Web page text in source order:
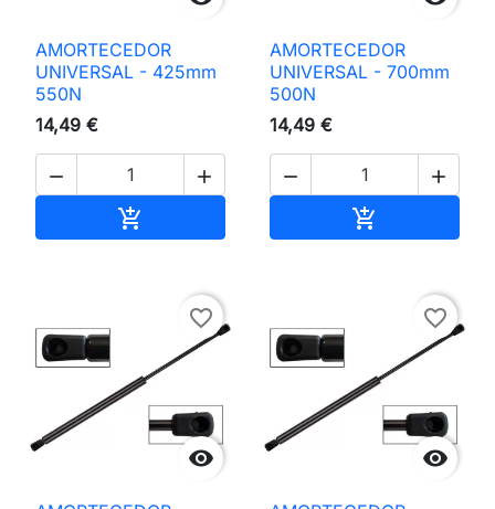
AMORTECEDOR
UNIVERSAL - 425mm
550N
14,49 €
 

AMORTECEDOR
UNIVERSAL - 700mm
500N
14,49 €
 


favorite_border

favorite_border